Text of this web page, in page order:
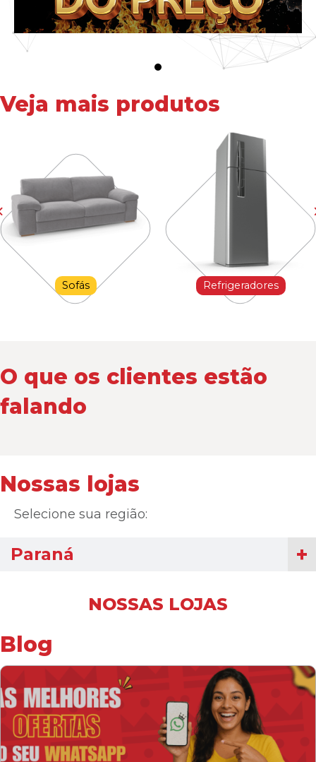
Veja mais produtos
Sofás Refrigeradores
O que os clientes estão
falando
Nossas lojas
Selecione sua região:
Paraná
NOSSAS LOJAS
Blog